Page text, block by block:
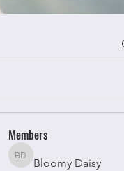
Members
Bloomy Daisy
Bloomy Daisy